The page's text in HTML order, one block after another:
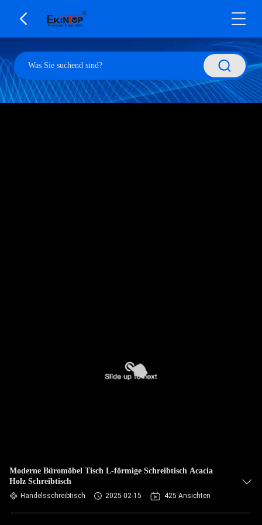
Moderne Büromöbel Tisch L-förmige Schreibtisch Acacia
Holz Schreibtisch
Handelsschreibtisch 2025-02-15 425 Ansichten